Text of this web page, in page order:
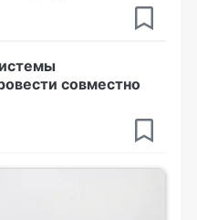
совместно